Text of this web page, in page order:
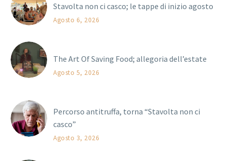
Stavolta non ci casco; le tappe di inizio agosto
Agosto 6, 2026
The Art Of Saving Food; allegoria dell’estate
Agosto 5, 2026
Percorso antitruffa, torna “Stavolta non ci
casco”
Agosto 3, 2026